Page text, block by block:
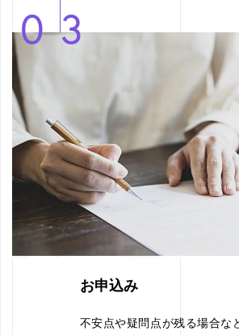
03
お申込み
不安点や疑問点が残る場合な